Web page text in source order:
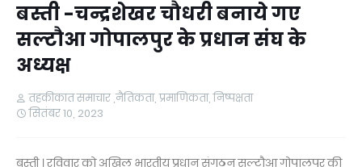
बस्ती -चन्द्रशेखर चौधरी बनाये गए
सल्टौआ गोपालपुर के प्रधान संघ के
अध्यक्ष
तहकीकात समाचार ,नैतिकता, प्रमाणिकता, निष्पक्षता
सितंबर 10, 2023
बस्ती । रविवार को अखिल भारतीय प्रधान संगठन सल्टौआ गोपालपुर की